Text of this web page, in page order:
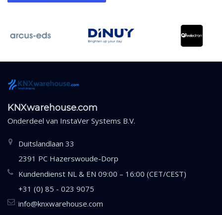
KNXwarehouse.com
Onderdeel van InstaVer Systems B.V.
Duitslandlaan 33
2391 PC Hazerswoude-Dorp
Kundendienst NL & EN 09:00 – 16:00 (CET/CEST)
+31 (0) 85 - 023 9075
info@knxwarehouse.com